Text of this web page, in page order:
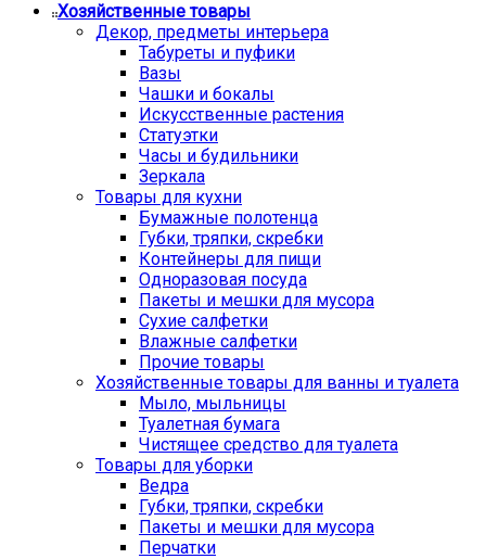
Хозяйственные товары
Декор, предметы интерьера
Табуреты и пуфики
Вазы
Чашки и бокалы
Искусственные растения
Статуэтки
Часы и будильники
Зеркала
Товары для кухни
Бумажные полотенца
Губки, тряпки, скребки
Контейнеры для пищи
Одноразовая посуда
Пакеты и мешки для мусора
Сухие салфетки
Влажные салфетки
Прочие товары
Хозяйственные товары для ванны и туалета
Мыло, мыльницы
Туалетная бумага
Чистящее средство для туалета
Товары для уборки
Ведра
Губки, тряпки, скребки
Пакеты и мешки для мусора
Перчатки